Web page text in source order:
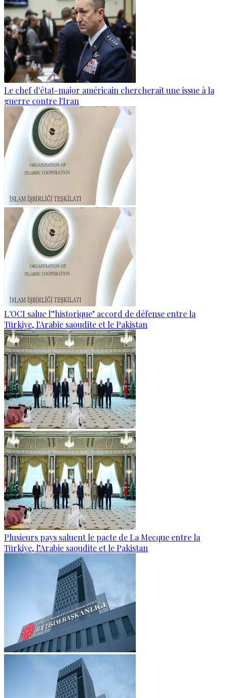
Le chef d'état-major américain chercherait une issue à la
guerre contre l'Iran
L'OCI salue l'"historique" accord de défense entre la
Türkiye, l'Arabie saoudite et le Pakistan
Plusieurs pays saluent le pacte de La Mecque entre la
Türkiye, l’Arabie saoudite et le Pakistan